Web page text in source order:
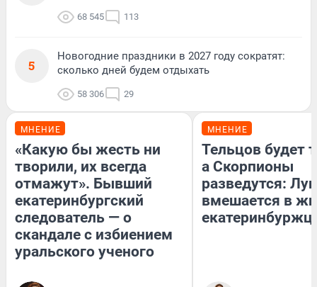
68 545 113
5
Новогодние праздники в 2027 году сократят:
сколько дней будем отдыхать
58 306 29
МНЕНИЕ
«Какую бы жесть ни
творили, их всегда
отмажут». Бывший
екатеринбургский
следователь — о
скандале с избиением
уральского ученого
МНЕНИЕ
Тельцов будет
а Скорпионы
разведутся:
вмешается в